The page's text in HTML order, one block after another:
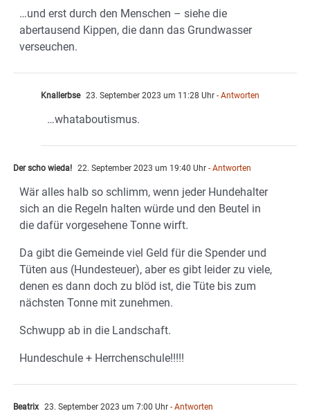
…und erst durch den Menschen – siehe die
abertausend Kippen, die dann das Grundwasser
verseuchen.
Knallerbse 23. September 2023 um 11:28 Uhr - Antworten
…whataboutismus.
Der scho wieda! 22. September 2023 um 19:40 Uhr - Antworten
Wär alles halb so schlimm, wenn jeder Hundehalter
sich an die Regeln halten würde und den Beutel in
die dafür vorgesehene Tonne wirft.
Da gibt die Gemeinde viel Geld für die Spender und
Tüten aus (Hundesteuer), aber es gibt leider zu viele,
denen es dann doch zu blöd ist, die Tüte bis zum
nächsten Tonne mit zunehmen.
Schwupp ab in die Landschaft.
Hundeschule + Herrchenschule!!!!!
Beatrix 23. September 2023 um 7:00 Uhr - Antworten